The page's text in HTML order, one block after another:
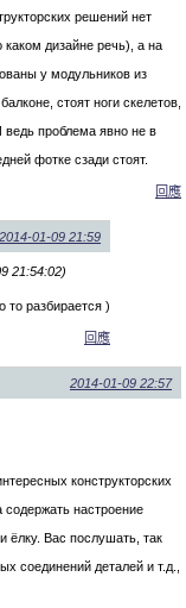
решений нет
дизайне речь), а на
у модульников из
стоят ноги скелетов,
проблема явно не в
фотке сзади стоят.
回應
2014-01-09 21:59
21:54:02)
то разбирается )
回應
2014-01-09 22:57
конструкторских
настроение
ёлку. Вас послушать, так
соединений деталей и т.д.,